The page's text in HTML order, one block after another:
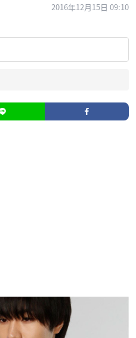
2016年12月15日 09:10